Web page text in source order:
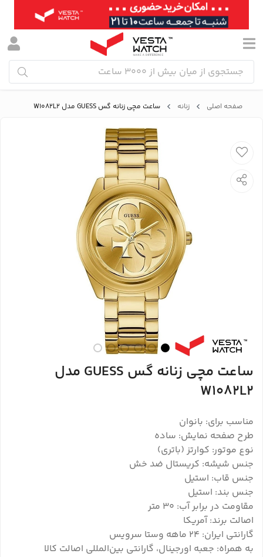
صفحه اصلی زنانه ساعت مچی زنانه گس GUESS مدل W1082L2
ساعت مچی زنانه گس GUESS مدل
W1082L2
مناسب برای: بانوان
طرح صفحه نمایش: ساده
نوع موتور: کوارتز (باتری)
جنس شیشه: کریستال ضد خش
جنس قاب: استیل
جنس بند: استیل
مقاومت در برابر آب: ۳۰ متر
اصالت برند: آمریکا
گارانتی ایران: ۲۴ ماهه وستا سرویس
به همراه: جعبه اورجینال، گارانتی بین‌المللی اصالت کالا